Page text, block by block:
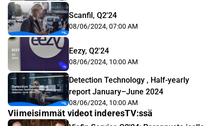
Scanfil, Q2'24
08/06/2024, 07:00 AM
Eezy, Q2'24
08/06/2024, 10:00 AM
Detection Technology , Half-yearly
report January–June 2024
08/06/2024, 10:00 AM
Viimeisimmät videot inderesTV:ssä